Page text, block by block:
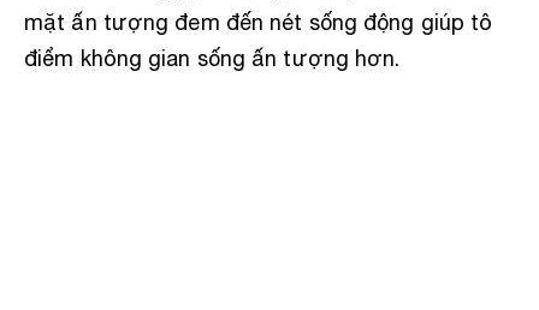
mặt ấn tượng đem đến nét sống động giúp tô
điểm không gian sống ấn tượng hơn.